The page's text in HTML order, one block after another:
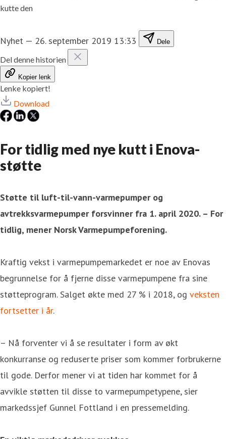
kutte den
Nyhet — 26. september 2019 13:33 Dele
Del denne historien
Kopier lenk
Lenke kopiert!
Download
For tidlig med nye kutt i Enova-
støtte
Støtte til luft-til-vann-varmepumper og
avtrekksvarmepumper forsvinner fra 1. april 2020. – For
tidlig, mener Norsk Varmepumpeforening.
Kraftig vekst i varmepumpemarkedet er noe av Enovas
begrunnelse for å fjerne disse varmepumpene fra sine
støtteprogram. Salget økte med 27 % i 2018, og veksten
fortsetter i år.
– Nå forventer vi å se resultater i form av økt
konkurranse og reduserte priser som kommer forbrukerne
til gode. Derfor mener vi at tiden har kommet for å
avvikle støtten til disse to varmepumpetypene, sier
markedssjef Gunnel Fottland i en pressemelding.